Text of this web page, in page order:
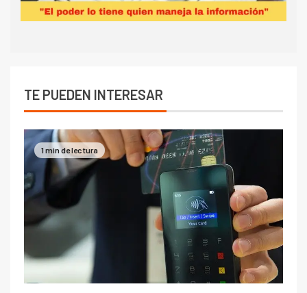
TE PUEDEN INTERESAR
1 min de lectura